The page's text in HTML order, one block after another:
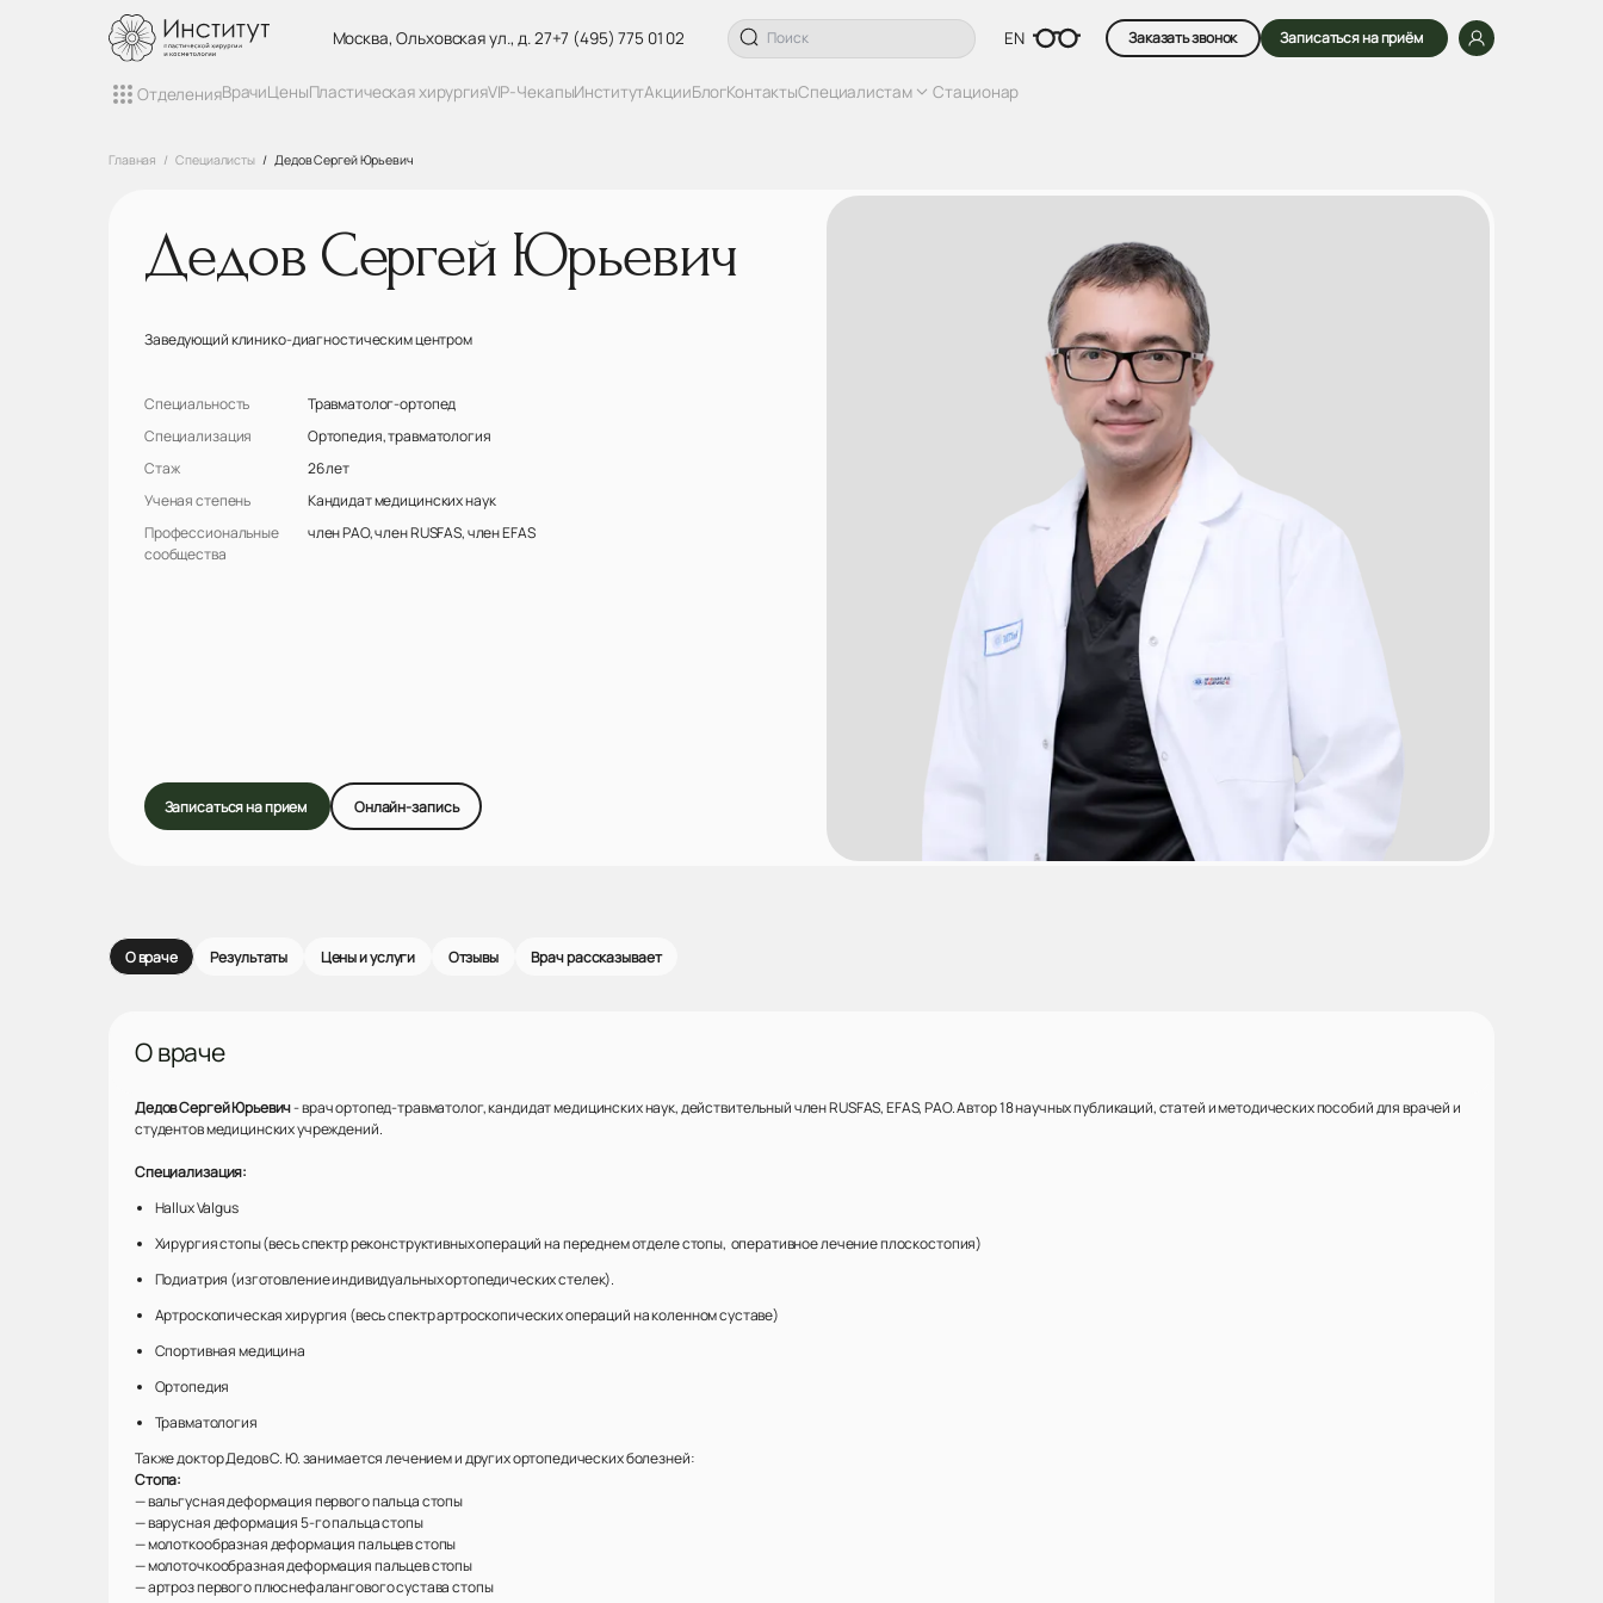
Москва, Ольховская ул., д. 27+7 (495) 775 01 02 EN Заказать звонок Записаться на приём
ОтделенияВрачиЦеныПластическая хирургияVIP-ЧекапыИнститутАкцииБлогКонтактыСпециалистам Стационар
Главная Специалисты Дедов Сергей Юрьевич
Дедов Сергей Юрьевич
Заведующий клинико-диагностическим центром
Специальность
Травматолог-ортопед
Специализация
Ортопедия, травматология
Стаж
26 лет
Ученая степень
Кандидат медицинских наук
Профессиональные
сообщества
член РАО, член RUSFAS, член EFAS
Записаться на прием Онлайн-запись
О враче Результаты Цены и услуги Отзывы Врач рассказывает
О враче
Дедов Сергей Юрьевич- врач ортопед-травматолог, кандидат медицинских наук, действительный член RUSFAS, EFAS, РАО. Автор 18 научных публикаций, статей и методических пособий для врачей и
студентов медицинских учреждений.
Специализация:
Hallux Valgus
Хирургия стопы (весь спектр реконструктивных операций на переднем отделе стопы, оперативное лечение плоскостопия)
Подиатрия (изготовление индивидуальных ортопедических стелек).
Артроскопическая хирургия (весь спектр артроскопических операций на коленном суставе)
Спортивная медицина
Ортопедия
Травматология
Также доктор Дедов С. Ю. занимается лечением и других ортопедических болезней:
Стопа:
— вальгусная деформация первого пальца стопы
— варусная деформация 5-го пальца стопы
— молоткообразная деформация пальцев стопы
— молоточкообразная деформация пальцев стопы
— артроз первого плюснефалангового сустава стопы